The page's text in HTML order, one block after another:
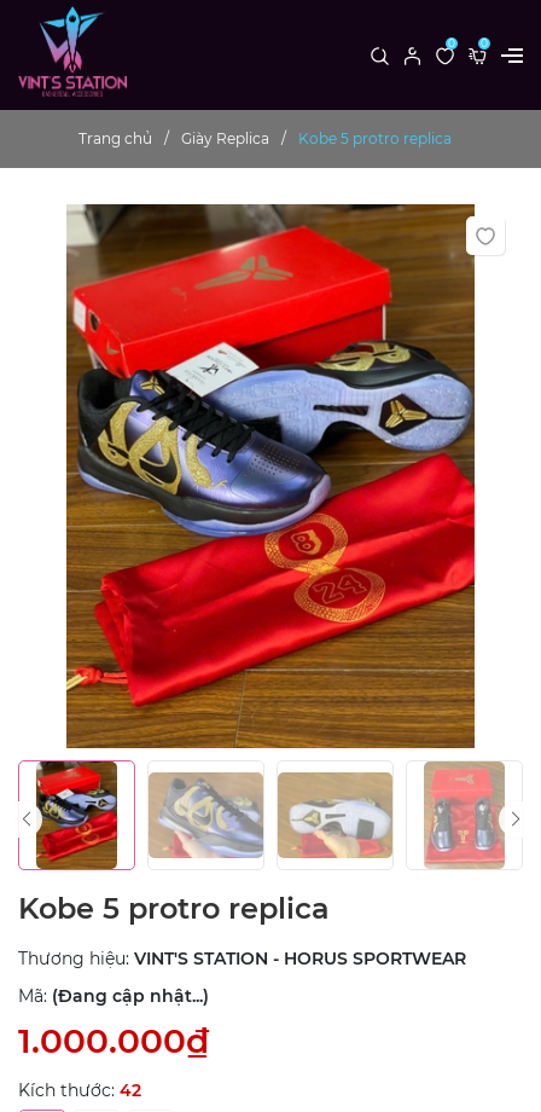
0 0
Trang chủ Giày Replica Kobe 5 protro replica
Kobe 5 protro replica
Thương hiệu: VINT'S STATION - HORUS SPORTWEAR
Mã: (Đang cập nhật...)
1.000.000₫
Kích thước: 42